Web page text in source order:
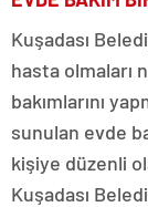
Kuşadası
hasta olmaları
bakımlarını
sunulan evde
kişiye düzenli
Kuşadası